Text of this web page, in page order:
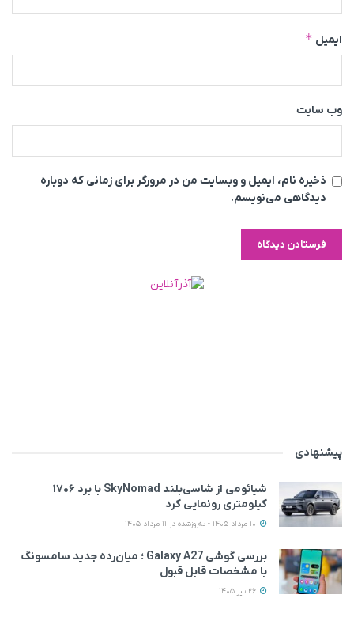
ایمیل *
وب‌ سایت
ذخیره نام، ایمیل و وبسایت من در مرورگر برای زمانی که دوباره
دیدگاهی می‌نویسم.
پیشنهادی
شیائومی از شاسی‌بلند SkyNomad با برد ۱۷۰۶
کیلومتری رونمایی کرد
بررسی گوشی Galaxy A27 ؛ میان‌رده‌ جدید سامسونگ
با مشخصات قابل قبول